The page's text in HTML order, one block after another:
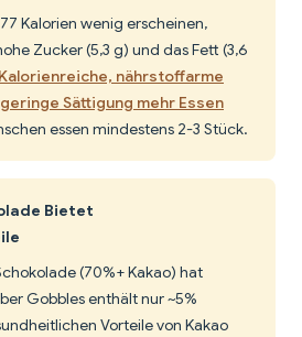
Kalorien wenig erscheinen,
Zucker (5,3 g) und das Fett (3,6
Kalorienreiche, nährstoffarme
Sättigung mehr Essen
essen mindestens 2-3 Stück.
Bietet
(70%+ Kakao) hat
Gobbles enthält nur ~5%
Vorteile von Kakao